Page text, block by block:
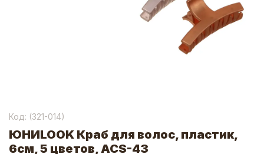
Код: (321-014)
ЮНИLOOK Краб для волос, пластик,
6см, 5 цветов, ACS-43